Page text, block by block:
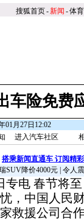
搜狐首页-新闻 -体育
车险免费
01月27日12:02
进入汽车社区
搭乘新闻直通车 订阅精
SUV降价4000元| 令人
电 春节将至
，中国人民
救援公司合